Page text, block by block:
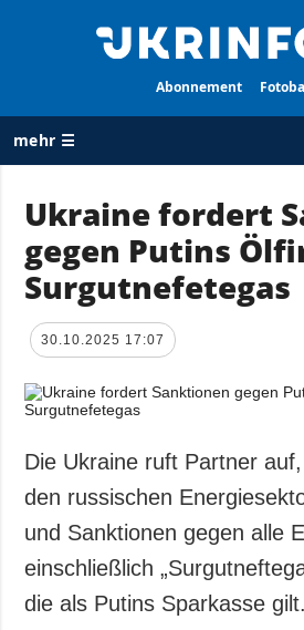
Abonnement
mehr ☰
ALLE
RUBRIKEN
Krieg
Wiederaufbau
Politik
Militär
Gesellschaft und
Kultur
Sport
Kriminalität
Ukraine fordert
gegen Putins
Surgutnefetegas
30.10.2025 17:07
Die Ukraine ruft Partner
den russischen
und Sanktionen gegen alle
einschließlich
die als Putins Sparkasse gilt.